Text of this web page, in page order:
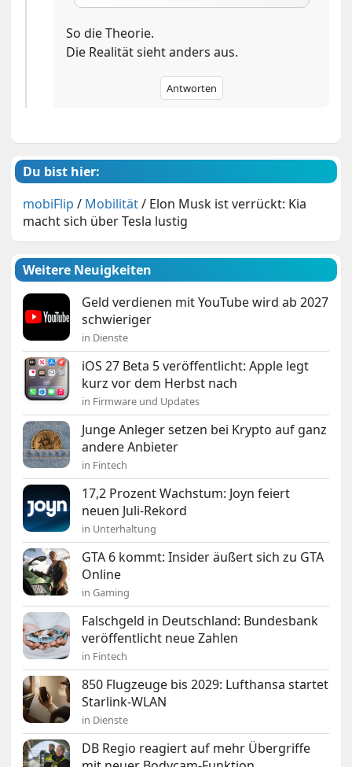
So die Theorie.
Die Realität sieht anders aus.
Antworten
Du bist hier:
mobiFlip / Mobilität/ Elon Musk ist verrückt: Kia
macht sich über Tesla lustig
Weitere Neuigkeiten
Geld verdienen mit YouTube wird ab 2027
schwieriger
in Dienste
iOS 27 Beta 5 veröffentlicht: Apple legt
kurz vor dem Herbst nach
in Firmware und Updates
Junge Anleger setzen bei Krypto auf ganz
andere Anbieter
in Fintech
17,2 Prozent Wachstum: Joyn feiert
neuen Juli-Rekord
in Unterhaltung
GTA 6 kommt: Insider äußert sich zu GTA
Online
in Gaming
Falschgeld in Deutschland: Bundesbank
veröffentlicht neue Zahlen
in Fintech
850 Flugzeuge bis 2029: Lufthansa startet
Starlink-WLAN
in Dienste
DB Regio reagiert auf mehr Übergriffe